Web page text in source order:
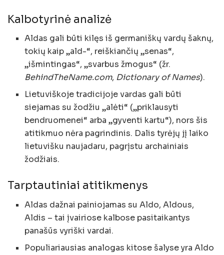
Kalbotyrinė analizė
Aldas gali būti kilęs iš germaniškų vardų šaknų,
tokių kaip „ald-“, reiškiančių „senas“,
„išmintingas“, „svarbus žmogus“ (žr.
BehindTheName.com, Dictionary of Names).
Lietuviškoje tradicijoje vardas gali būti
siejamas su žodžiu „alėti“ („priklausyti
bendruomenei“ arba „gyventi kartu“), nors šis
atitikmuo nėra pagrindinis. Dalis tyrėjų jį laiko
lietuvišku naujadaru, pagrįstu archainiais
žodžiais.
Tarptautiniai atitikmenys
Aldas dažnai painiojamas su Aldo, Aldous,
Aldis – tai įvairiose kalbose pasitaikantys
panašūs vyriški vardai.
Populiariausias analogas kitose šalyse yra Aldo